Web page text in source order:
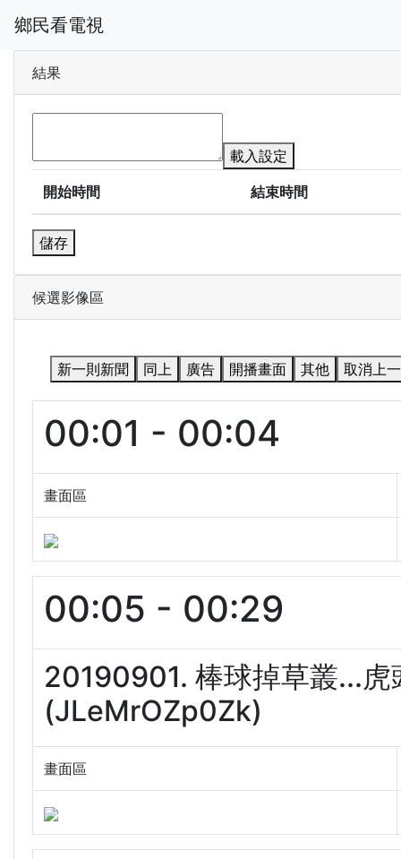
鄉民看電視
結果
載入設定
開始時間
結束時間
儲存
候選影像區
新一則新聞 同上 廣告 開播畫面 其他 取消上
00:01 - 00:04
畫面區
00:05 - 00:29
20190901. 棒球掉草叢...
(JLeMrOZp0Zk)
畫面區